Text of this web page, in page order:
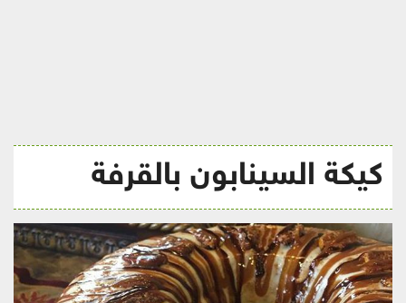
كيكة السينابون بالقرفة